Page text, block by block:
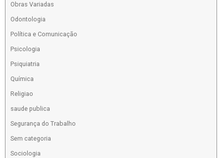
Obras Variadas
Odontologia
Política e Comunicação
Psicologia
Psiquiatria
Química
Religiao
saude publica
Segurança do Trabalho
Sem categoria
Sociologia